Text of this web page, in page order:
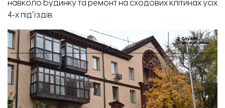
навколо будинку та ремонт на сходових клітинах усіх
4-х під’їздів.